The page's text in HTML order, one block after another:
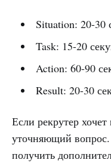
Situation: 20-30
Task: 15-20
Action: 60-90
Result: 20-30
Если рекрутер
уточняющий
получить